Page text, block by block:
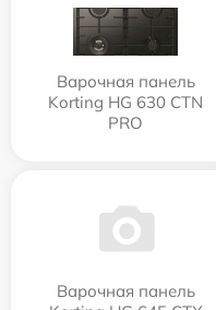
Варочная панель
Korting HG 630 CTN
PRO
Варочная панель